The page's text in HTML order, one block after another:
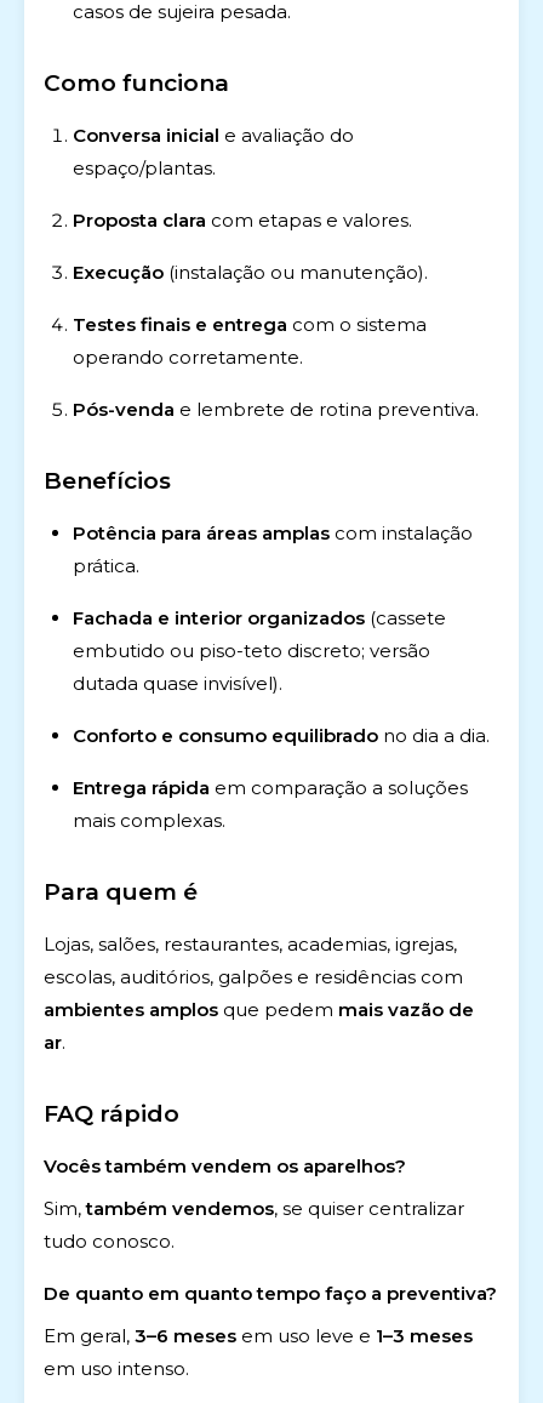
casos de sujeira pesada.
Como funciona
Conversa inicial e avaliação do
espaço/plantas.
Proposta clara com etapas e valores.
Execução (instalação ou manutenção).
Testes finais e entrega com o sistema
operando corretamente.
Pós-venda e lembrete de rotina preventiva.
Benefícios
Potência para áreas amplas com instalação
prática.
Fachada e interior organizados (cassete
embutido ou piso-teto discreto; versão
dutada quase invisível).
Conforto e consumo equilibrado no dia a dia.
Entrega rápida em comparação a soluções
mais complexas.
Para quem é
Lojas, salões, restaurantes, academias, igrejas,
escolas, auditórios, galpões e residências com
ambientes amplos que pedem mais vazão de
ar.
FAQ rápido
Vocês também vendem os aparelhos?
Sim,também vendemos, se quiser centralizar
tudo conosco.
De quanto em quanto tempo faço a preventiva?
Em geral, 3–6 meses em uso leve e 1–3 meses
em uso intenso.